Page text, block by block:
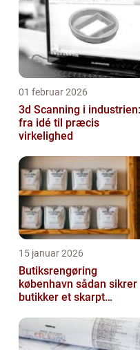
01 februar 2026
3d Scanning i industrien:
fra idé til præcis
virkelighed
15 januar 2026
Butiksrengøring
københavn sådan sikrer
butikker et skarpt